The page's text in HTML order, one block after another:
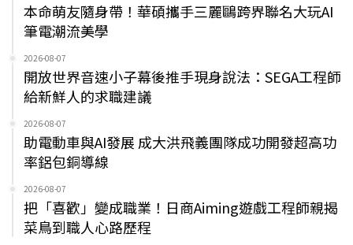
本命萌友隨身帶！華碩攜手三麗鷗跨界聯名大玩AI
筆電潮流美學
2026-08-07
開放世界音速小子幕後推手現身說法：SEGA工程師
給新鮮人的求職建議
2026-08-07
助電動車與AI發展 成大洪飛義團隊成功開發超高功
率鋁包銅導線
2026-08-07
把「喜歡」變成職業！日商Aiming遊戲工程師親揭
菜鳥到職人心路歷程